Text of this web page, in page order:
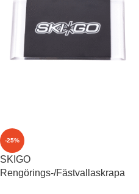
-25%
SKIGO
Rengörings-/Fästvallaskrapa